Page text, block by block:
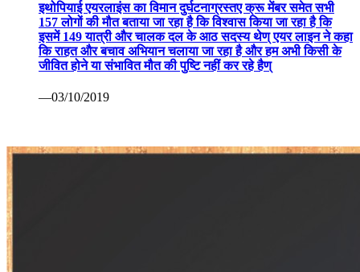
इथोपियाई एयरलाइंस का विमान दुर्घटनाग्रस्तए क्रू मेंबर समेत सभी
157 लोगों की मौत बताया जा रहा है कि विश्वास किया जा रहा है कि
इसमें 149 यात्री और चालक दल के आठ सदस्य थेण् एयर लाइन ने कहा
कि राहत और बचाव अभियान चलाया जा रहा है और हम अभी किसी के
जीवित होने या संभावित मौत की पुष्टि नहीं कर रहे हैण्
—03/10/2019